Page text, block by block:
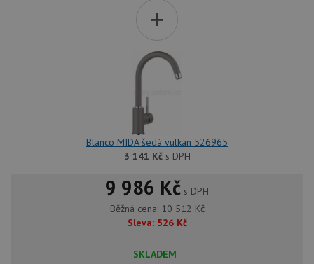
+
Blanco MIDA šedá vulkán 526965
3 141 Kčs DPH
9 986 Kč s DPH
Běžná cena: 10 512 Kč
Sleva: 526 Kč
SKLADEM